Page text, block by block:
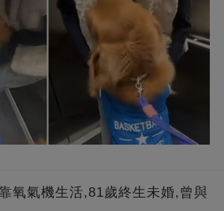
氧氣機生活,81歲終生未婚,曾與